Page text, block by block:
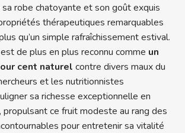
sa robe chatoyante et son goût exquis
thérapeutiques remarquables
qu’un simple rafraîchissement estival.
de plus en plus reconnu comme un
cent naturel contre divers maux du
et les nutritionnistes
sa richesse exceptionnelle en
propulsant ce fruit modeste au rang des
pour entretenir sa vitalité